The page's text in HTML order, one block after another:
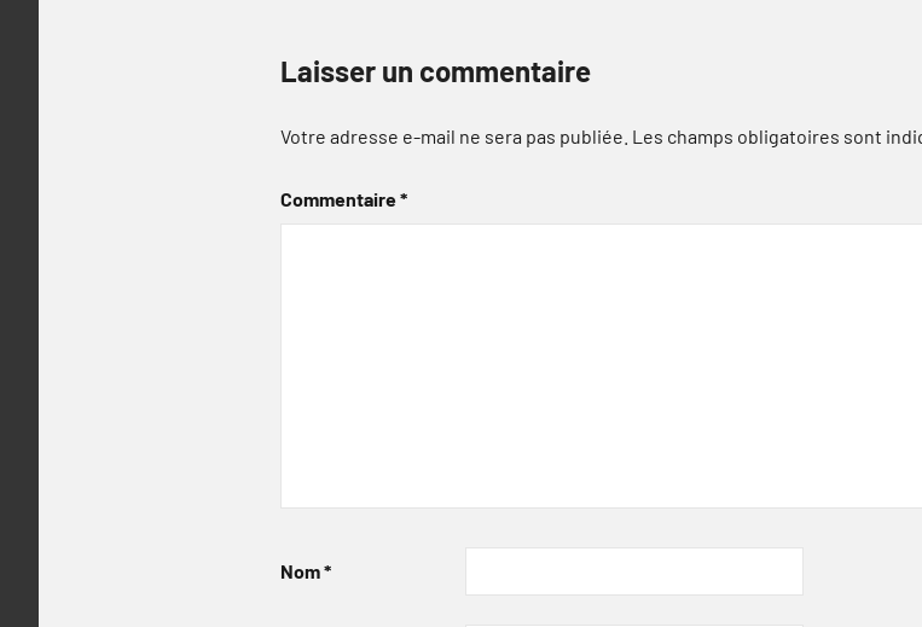
Laisser un commentaire
Votre adresse e-mail ne sera pas publiée. Les champs obligatoires sont
Commentaire*
Nom*